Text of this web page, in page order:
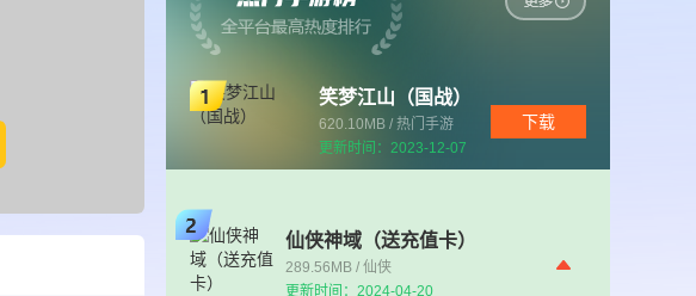
笑梦江山（国战）
620.10MB / 热门手游
更新时间：2023-12-07
下载
仙侠神域（送充值卡）
289.56MB / 仙侠
更新时间：2024-04-20